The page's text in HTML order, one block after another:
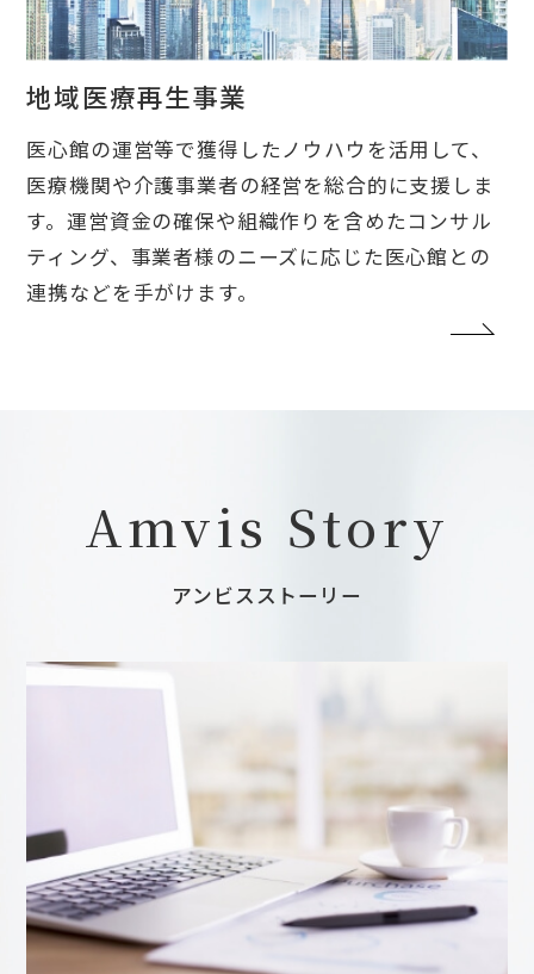
地域医療再生事業
医心館の運営等で獲得したノウハウを活用して、
医療機関や介護事業者の経営を総合的に支援しま
す。運営資金の確保や組織作りを含めたコンサル
ティング、事業者様のニーズに応じた医心館との
連携などを手がけます。
Amvis Story
アンビスストーリー